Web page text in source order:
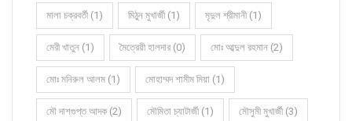
মালা চক্রবর্তী (1) মিঠুন মুখার্জী (1) মৃদুল শ্রীমানী (1)
মেরী খাতুন (1) মৈত্রেয়ী হালদার (0) মোঃ আব্দুল রহমান (2)
মোঃ মনিরুল আলম (1) মোহাম্মদ শামীম মিয়া (1)
মৌ দাশগুপ্ত আদক (2) মৌমিতা চ্যাটার্জী (1) মৌসুমী মুখার্জী (3)